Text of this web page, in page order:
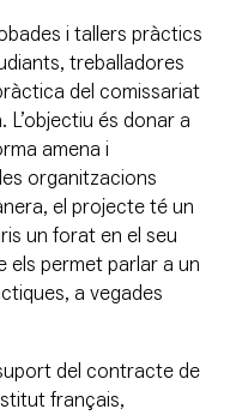
i tallers pràctics
treballadores
del comissariat
L’objectiu és donar a
amena i
organitzacions
el projecte té un
un forat en el seu
els permet parlar a un
a vegades
del contracte de
français,